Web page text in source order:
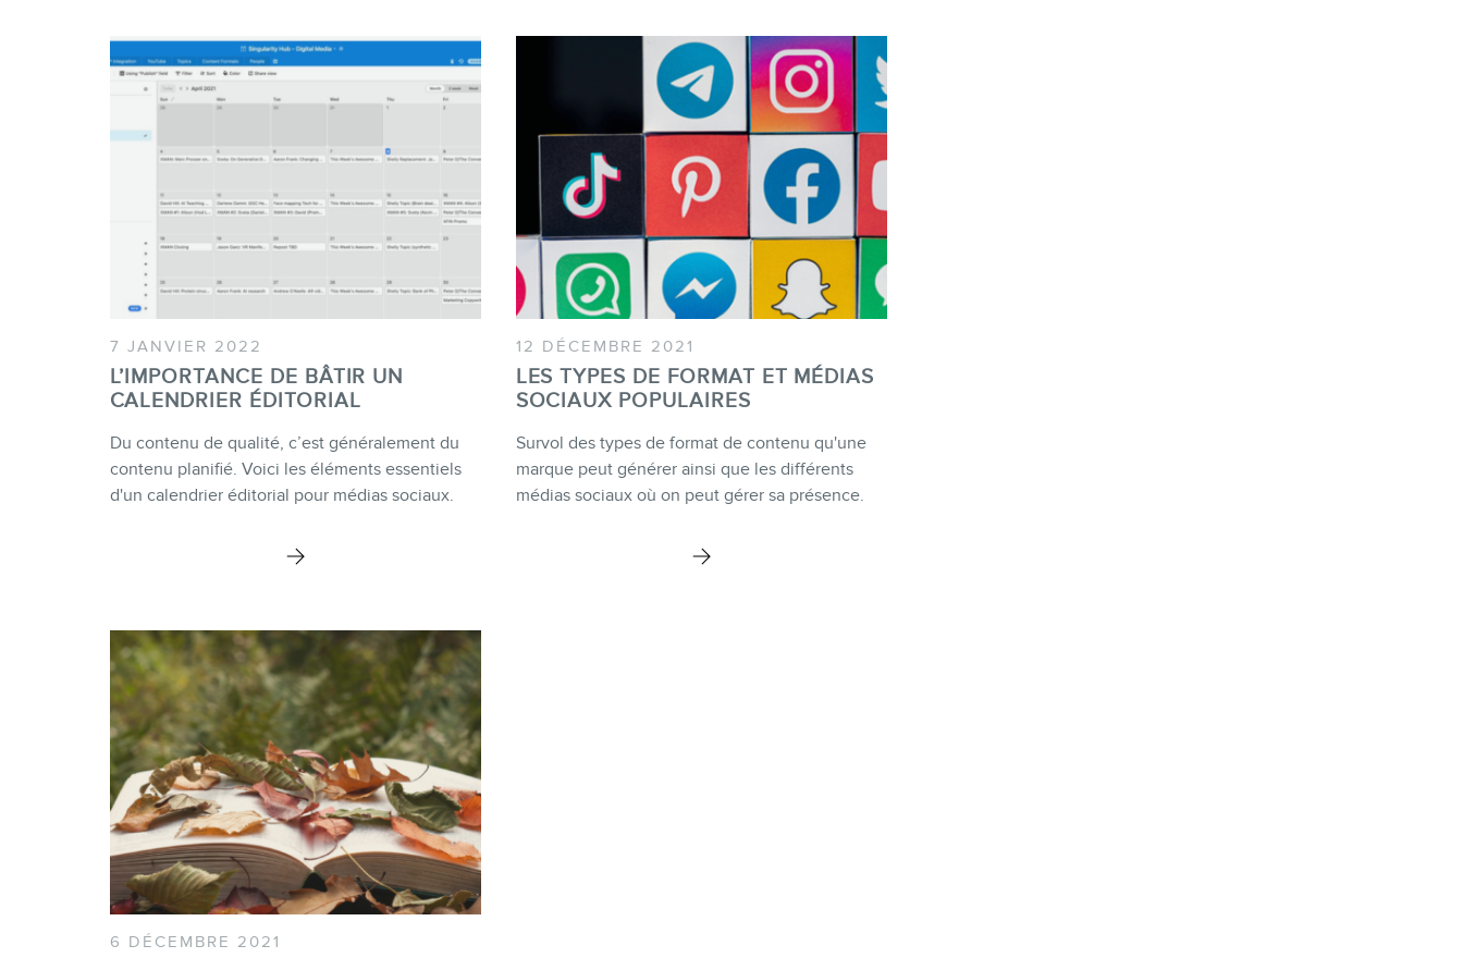
7 JANVIER 2022
L’IMPORTANCE DE BÂTIR UN
CALENDRIER ÉDITORIAL
Du contenu de qualité, c’est généralement du
contenu planifié. Voici les éléments essentiels
d'un calendrier éditorial pour médias sociaux.
12 DÉCEMBRE 2021
LES TYPES DE FORMAT ET MÉDIAS
SOCIAUX POPULAIRES
Survol des types de format de contenu qu'une
marque peut générer ainsi que les différents
médias sociaux où on peut gérer sa présence.
6 DÉCEMBRE 2021